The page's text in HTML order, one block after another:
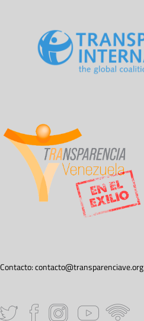
Contacto:contacto@transparenciave.org